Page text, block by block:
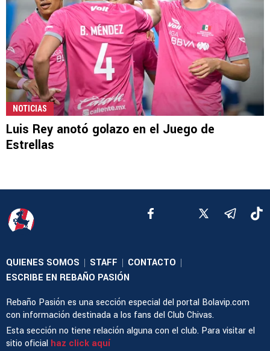
NOTICIAS
Luis Rey anotó golazo en el Juego de
Estrellas
QUIENES SOMOS STAFF CONTACTO
ESCRIBE EN REBAÑO PASIÓN
Rebaño Pasión es una sección especial del portal Bolavip.com
con información destinada a los fans del Club Chivas.
Esta sección no tiene relación alguna con el club. Para visitar el
sitio oficial haz click aquí